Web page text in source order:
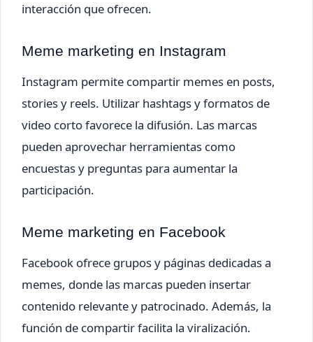
interacción que ofrecen.
Meme marketing en Instagram
Instagram permite compartir memes en posts,
stories y reels. Utilizar hashtags y formatos de
video corto favorece la difusión. Las marcas
pueden aprovechar herramientas como
encuestas y preguntas para aumentar la
participación.
Meme marketing en Facebook
Facebook ofrece grupos y páginas dedicadas a
memes, donde las marcas pueden insertar
contenido relevante y patrocinado. Además, la
función de compartir facilita la viralización.